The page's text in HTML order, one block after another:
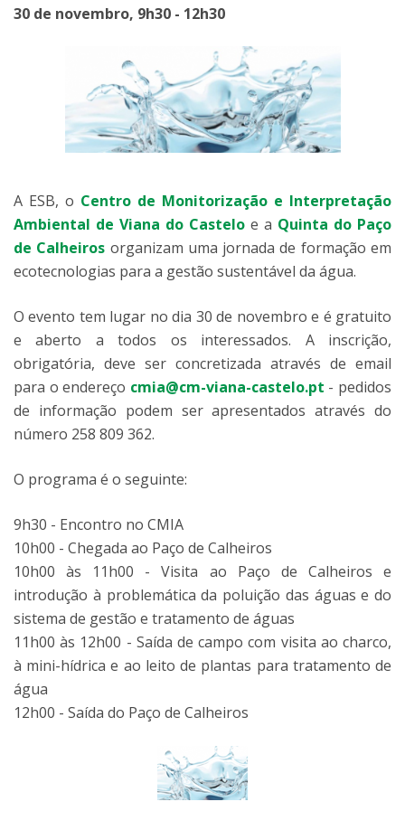
30 de novembro, 9h30 - 12h30
A ESB, o Centro de Monitorização e Interpretação
Ambiental de Viana do Castelo e a Quinta do Paço
de Calheiros organizam uma jornada de formação em
ecotecnologias para a gestão sustentável da água.
O evento tem lugar no dia 30 de novembro e é gratuito
e aberto a todos os interessados. A inscrição,
obrigatória, deve ser concretizada através de email
para o endereço cmia@cm-viana-castelo.pt - pedidos
de informação podem ser apresentados através do
número 258 809 362.
O programa é o seguinte:
9h30 - Encontro no CMIA
10h00 - Chegada ao Paço de Calheiros
10h00 às 11h00 - Visita ao Paço de Calheiros e
introdução à problemática da poluição das águas e do
sistema de gestão e tratamento de águas
11h00 às 12h00 - Saída de campo com visita ao charco,
à mini-hídrica e ao leito de plantas para tratamento de
água
12h00 - Saída do Paço de Calheiros